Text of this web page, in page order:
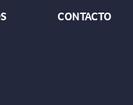
CONTACTO